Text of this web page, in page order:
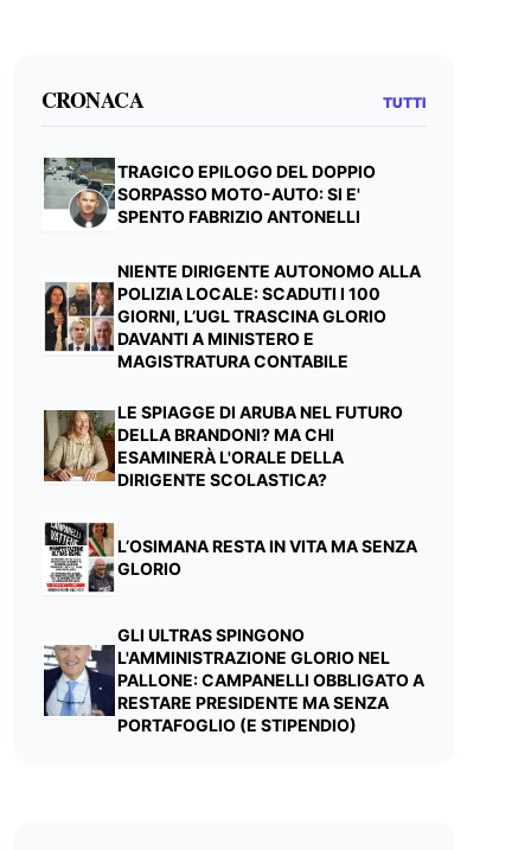
CRONACA TUTTI
TRAGICO EPILOGO DEL DOPPIO
SORPASSO MOTO-AUTO: SI E'
SPENTO FABRIZIO ANTONELLI
NIENTE DIRIGENTE AUTONOMO ALLA
POLIZIA LOCALE: SCADUTI I 100
GIORNI, L’UGL TRASCINA GLORIO
DAVANTI A MINISTERO E
MAGISTRATURA CONTABILE
LE SPIAGGE DI ARUBA NEL FUTURO
DELLA BRANDONI? MA CHI
ESAMINERÀ L'ORALE DELLA
DIRIGENTE SCOLASTICA?
L’OSIMANA RESTA IN VITA MA SENZA
GLORIO
GLI ULTRAS SPINGONO
L'AMMINISTRAZIONE GLORIO NEL
PALLONE: CAMPANELLI OBBLIGATO A
RESTARE PRESIDENTE MA SENZA
PORTAFOGLIO (E STIPENDIO)